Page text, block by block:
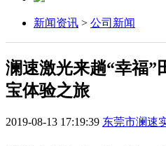
新闻资讯 > 公司新闻
澜速激光来趟“幸福”
宝体验之旅
2019-08-13 17:19:39 东莞市澜速